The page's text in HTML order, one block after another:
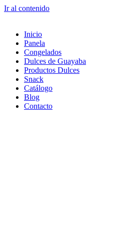
Ir al contenido
Inicio
Panela
Congelados
Dulces de Guayaba
Productos Dulces
Snack
Catálogo
Blog
Contacto